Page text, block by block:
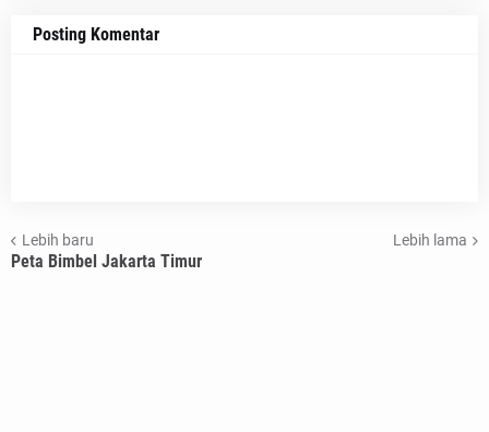
Posting Komentar
Lebih baru Lebih lama
Peta Bimbel Jakarta Timur